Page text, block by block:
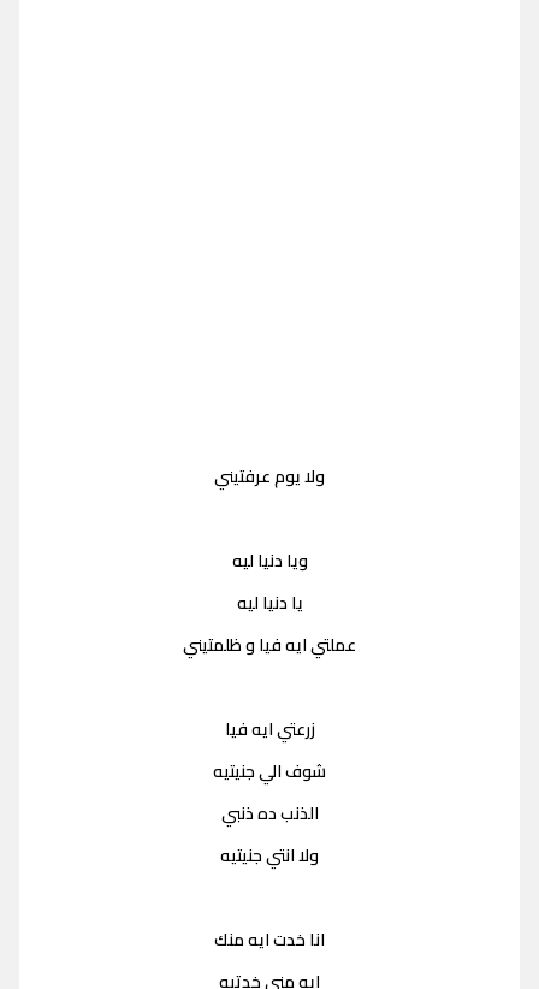
ولا يوم عرفتيني
ويا دنيا ليه
يا دنيا ليه
عملتي ايه فيا و ظلمتيني
زرعتي ايه فيا
شوف الي جنيتيه
الذنب ده ذنبي
ولا انتي جنيتيه
انا خدت ايه منك
ايه مني خدتيه